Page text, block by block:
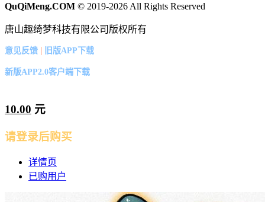
QuQiMeng.COM © 2019-2026 All Rights Reserved
唐山趣绮梦科技有限公司版权所有
意见反馈 | 旧版APP下载
新版APP2.0客户端下载
10.00 元
请登录后购买
详情页
已购用户